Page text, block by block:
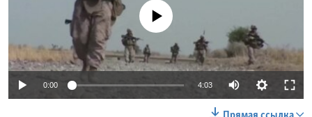
No media source currently available
0:00 4:03